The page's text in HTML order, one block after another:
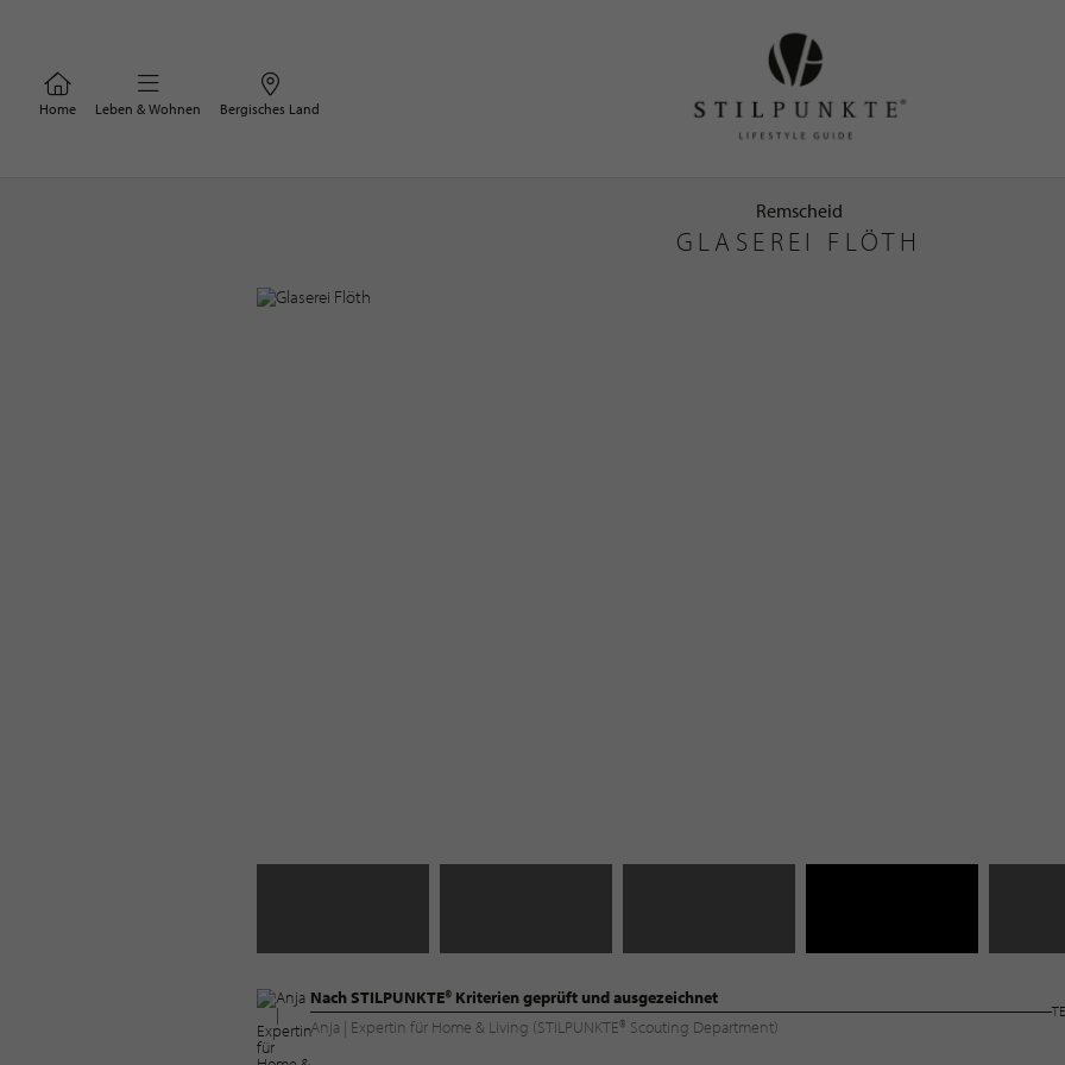
Home Leben & Wohnen Bergisches Land
GLASEREI FLÖTH
Remscheid
Nach STILPUNKTE® Kriterien geprüft und ausgezeichnet
Anja | Expertin für Home & Living (STILPUNKTE® Scouting Department)